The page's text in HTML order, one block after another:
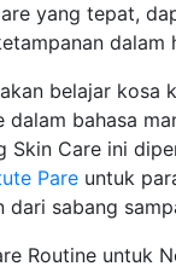
yang tepat,
dalam
belajar kosa
bahasa
Skin Care ini
Pare untuk
dari sabang
Routine untuk